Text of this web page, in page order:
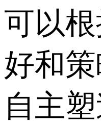
可以
好和策
自主